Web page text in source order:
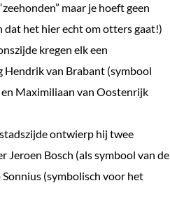
maar je hoeft geen
dat het hier echt om otters gaat!)
kregen elk een
van Brabant (symbool
Maximiliaan van Oostenrijk
ontwierp hij twee
Jeroen Bosch (als symbool van de
(symbolisch voor het